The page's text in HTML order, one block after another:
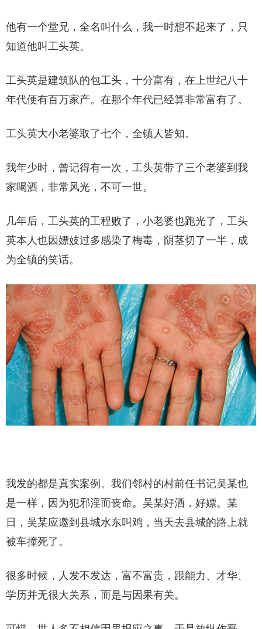
他有一个堂兄，全名叫什么，我一时想不起来了，只
知道他叫工头英。
工头英是建筑队的包工头，十分富有，在上世纪八十
年代便有百万家产。在那个年代已经算非常富有了。
工头英大小老婆取了七个，全镇人皆知。
我年少时，曾记得有一次，工头英带了三个老婆到我
家喝酒，非常风光，不可一世。
几年后，工头英的工程败了，小老婆也跑光了，工头
英本人也因嫖妓过多感染了梅毒，阴茎切了一半，成
为全镇的笑话。
我发的都是真实案例。我们邻村的村前任书记吴某也
是一样，因为犯邪淫而丧命。吴某好酒，好嫖。某
日，吴某应邀到县城水东叫鸡，当天去县城的路上就
被车撞死了。
很多时候，人发不发达，富不富贵，跟能力、才华、
学历并无很大关系，而是与因果有关。